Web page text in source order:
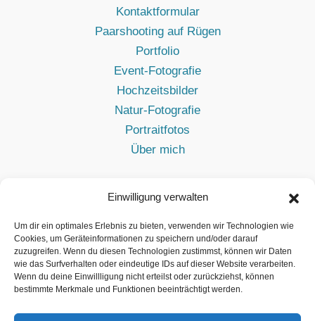
Einwilligung verwalten
Um dir ein optimales Erlebnis zu bieten, verwenden wir Technologien wie
Cookies, um Geräteinformationen zu speichern und/oder darauf
zuzugreifen. Wenn du diesen Technologien zustimmst, können wir Daten
wie das Surfverhalten oder eindeutige IDs auf dieser Website verarbeiten.
Wenn du deine Einwillligung nicht erteilst oder zurückziehst, können
bestimmte Merkmale und Funktionen beeinträchtigt werden.
Kontaktformular
Paarshooting auf Rügen
Portfolio
Event-Fotografie
Hochzeitsbilder
Natur-Fotografie
Portraitfotos
Über mich
Die 12 schönsten Orte für Fotos auf Rügen – Tipps vom
Fotografen 13. März 2026
Fürstengeburtstag in Putbus 2. Juli 2025
10 Prozent Winter-Rabatt 16. Februar 2024